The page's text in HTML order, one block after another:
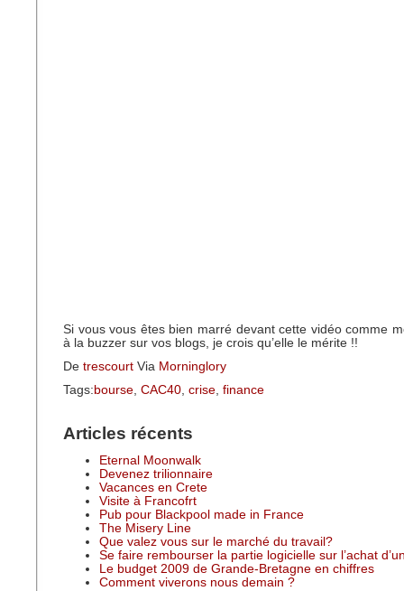
Si vous vous êtes bien marré devant cette vidéo comme
à la buzzer sur vos blogs, je crois qu’elle le mérite !!
De trescourt Via Morninglory
Tags: bourse, CAC40, crise, finance
Articles récents
Eternal Moonwalk
Devenez trilionnaire
Vacances en Crete
Visite à Francofrt
Pub pour Blackpool made in France
The Misery Line
Que valez vous sur le marché du travail?
Se faire rembourser la partie logicielle sur l’achat
Le budget 2009 de Grande-Bretagne en chiffres
Comment viverons nous demain ?